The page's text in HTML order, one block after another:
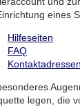
eines
Hilfeseiten
FAQ
Kontaktadressen
legen, die